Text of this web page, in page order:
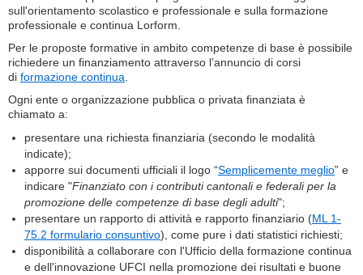
sull'orientamento scolastico e professionale e sulla formazione
professionale e continua Lorform.
Per le proposte formative in ambito competenze di base è possibile
richiedere un finanziamento attraverso l’annuncio di corsi
di formazione continua
Ogni ente o organizzazione pubblica o privata finanziata è
chiamato a:
presentare una richiesta finanziaria (secondo le modalità
indicate);
apporre sui documenti ufficiali il logo “Semplicemente meglio” e
indicare "Finanziato con i contributi cantonali e federali per la
promozione delle competenze di base degli adulti";
presentare un rapporto di attività e rapporto finanziario (ML 1-
75.2 formulario consuntivo), come pure i dati statistici richiesti;
disponibilità a collaborare con l'Ufficio della formazione continua
e dell'innovazione UFCI nella promozione dei risultati e buone